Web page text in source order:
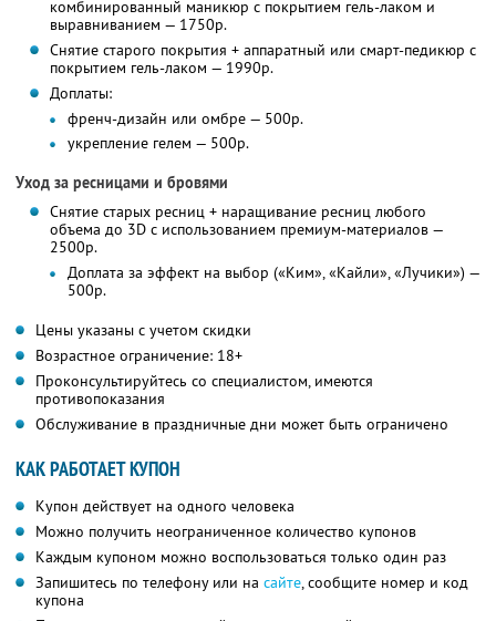
комбинированный маникюр с покрытием гель-лаком и
выравниванием — 1750р.
Снятие старого покрытия + аппаратный или смарт-педикюр с
покрытием гель-лаком — 1990р.
Доплаты:
френч-дизайн или омбре — 500р.
укрепление гелем — 500р.
Уход за ресницами и бровями
Снятие старых ресниц + наращивание ресниц любого
объема до 3D с использованием премиум-материалов —
2500р.
Доплата за эффект на выбор («Ким», «Кайли», «Лучики») —
500р.
Цены указаны с учетом скидки
Возрастное ограничение: 18+
Проконсультируйтесь со специалистом, имеются
противопоказания
Обслуживание в праздничные дни может быть ограничено
КАК РАБОТАЕТ КУПОН
Купон действует на одного человека
Можно получить неограниченное количество купонов
Каждым купоном можно воспользоваться только один раз
Запишитесь по телефону или на сайте, сообщите номер и код
купона